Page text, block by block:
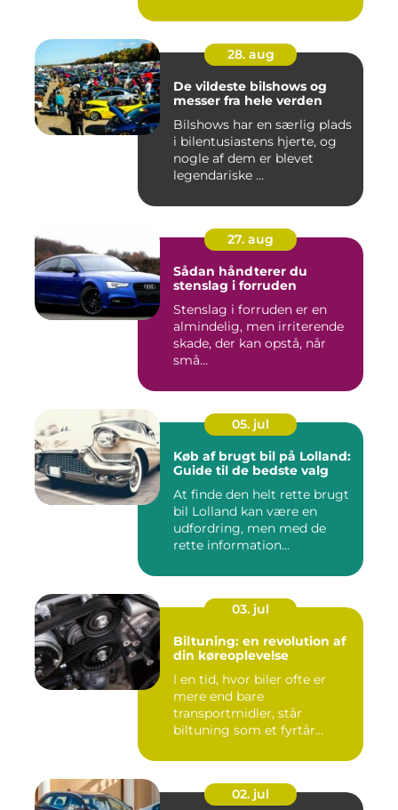
28. aug
De vildeste bilshows og
messer fra hele verden
Bilshows har en særlig plads
i bilentusiastens hjerte, og
nogle af dem er blevet
legendariske ...
27. aug
Sådan håndterer du
stenslag i forruden
Stenslag i forruden er en
almindelig, men irriterende
skade, der kan opstå, når
små...
05. jul
Køb af brugt bil på Lolland:
Guide til de bedste valg
At finde den helt rette brugt
bil Lolland kan være en
udfordring, men med de
rette information...
03. jul
Biltuning: en revolution af
din køreoplevelse
I en tid, hvor biler ofte er
mere end bare
transportmidler, står
biltuning som et fyrtår...
02. jul